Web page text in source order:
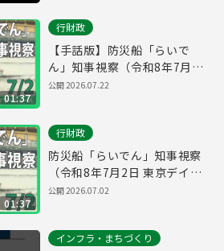
01:37
行財政
【手話版】防災船「らいで
ん」知事視察（令和8年7月2
日 東京デイリーニュース
公開2026.07.22
01:37
行財政
防災船「らいでん」知事視察
（令和8年7月2日 東京デイリ
ーニュース No.856）
公開2026.07.02
インフラ・まちづくり